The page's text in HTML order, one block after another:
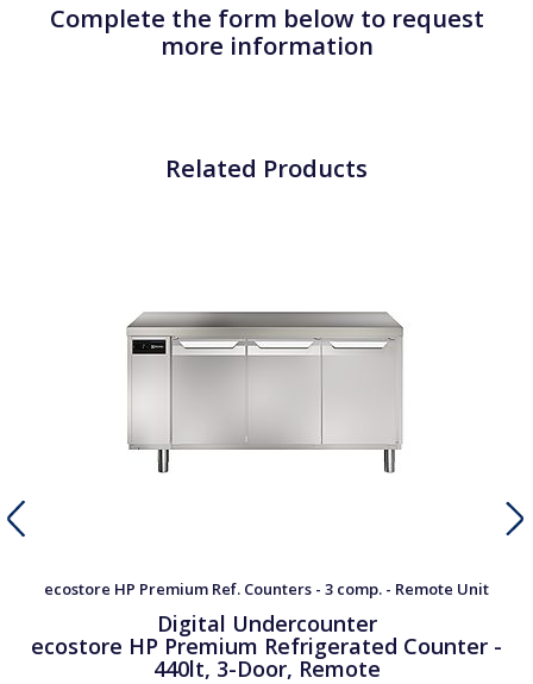
Complete the form below to request
more information
Related Products
ecostore HP Premium Ref. Counters - 3 comp. - Remote Unit
Digital Undercounter
ecostore HP Premium Refrigerated Counter -
440lt, 3-Door, Remote